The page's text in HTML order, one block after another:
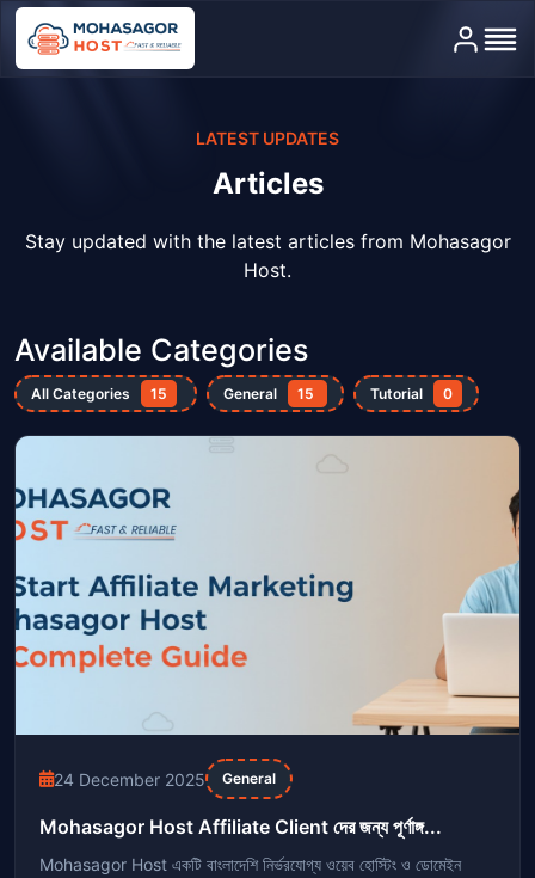
Domain
Help
Contact
LATEST UPDATES
Articles
Stay updated with the latest articles from Mohasagor
Host.
Available Categories
All Categories 15 General 15 Tutorial 0
24 December 2025 General
Mohasagor Host Affiliate Client দের জন্য পূর্ণাঙ্গ...
Mohasagor Host একটি বাংলাদেশি নির্ভরযোগ্য ওয়েব হোস্টিং ও ডোমেইন